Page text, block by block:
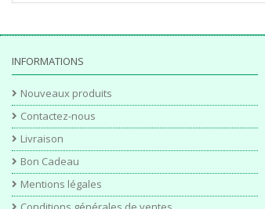
INFORMATIONS
Nouveaux produits
Contactez-nous
Livraison
Bon Cadeau
Mentions légales